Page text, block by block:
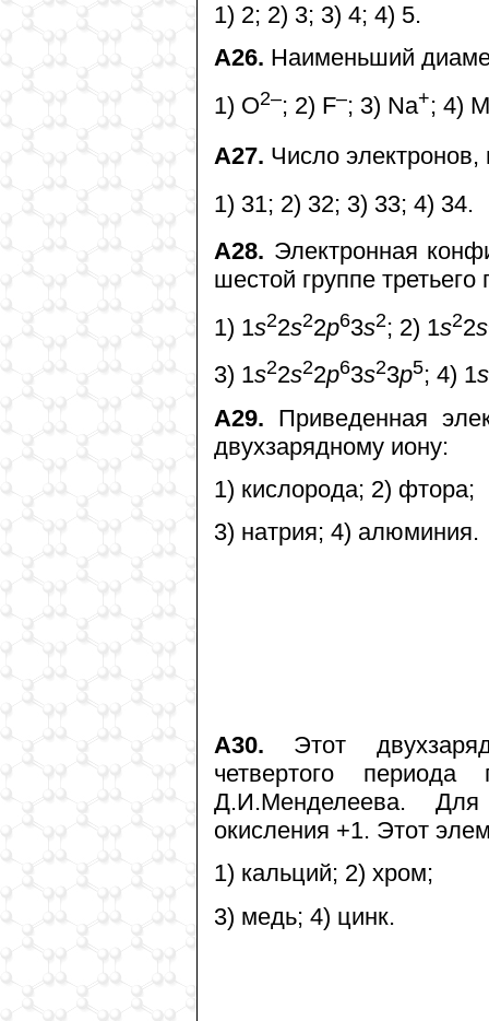
1) 2; 2) 3; 3) 4; 4) 5.
А26. Наименьший
1) О2–; 2) F–; 3) Na+; 4)
А27. Число
1) 31; 2) 32; 3) 33; 4) 34.
А28. Электронная
шестой группе третьего
1) 1s22s22p63s2; 2) 1s22s
3) 1s22s22p63s23p5; 4) 1s
А29. Приведенная
двухзарядному иону:
1) кислорода; 2) фтора;
3) натрия; 4) алюминия.
А30. Этот
четвертого периода
Д.И.Менделеева.
окисления +1. Этот
1) кальций; 2) хром;
3) медь; 4) цинк.